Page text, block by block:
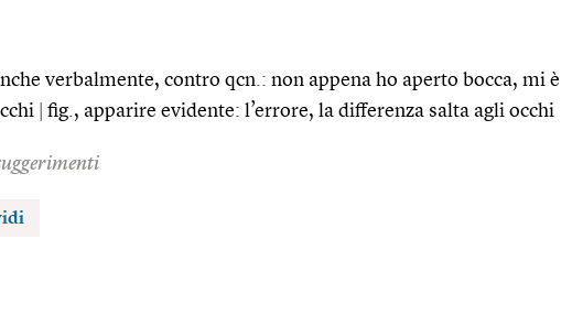
verbalmente, contro qcn.: non appena ho aperto bocca, mi è
fig., apparire evidente: l’errore, la differenza salta agli occhi